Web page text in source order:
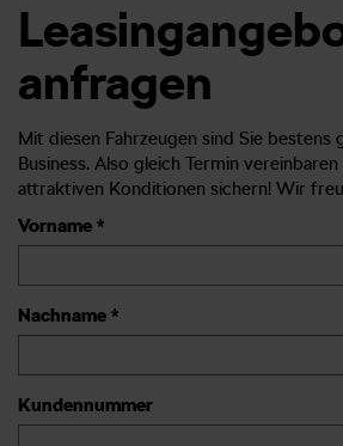
anfragen
Mit diesen Fahrzeugen sind Sie
Business. Also gleich Termin
attraktiven Konditionen sichern! Wir
Vorname *
Nachname *
Kundennummer